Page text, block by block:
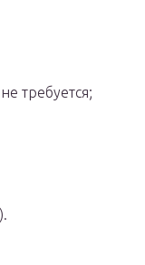
требуется;